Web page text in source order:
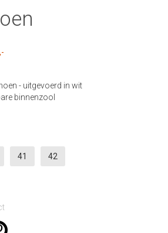
,-
- uitgevoerd in wit
binnenzool
41 42